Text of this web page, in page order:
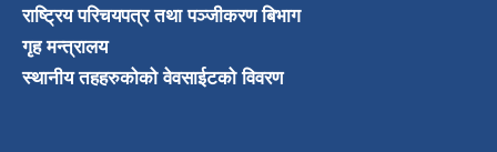
राष्ट्रिय परिचयपत्र तथा पञ्जीकरण बिभाग
गृह मन्त्रालय
स्थानीय तहहरुकोको वेवसाईटको विवरण